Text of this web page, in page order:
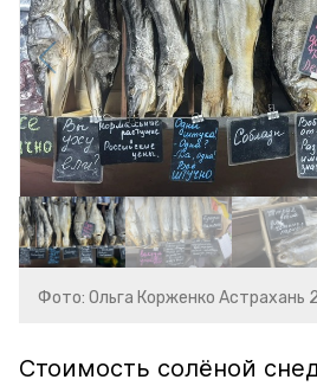
Фото: Ольга Корженко Астрахань
Стоимость солёной